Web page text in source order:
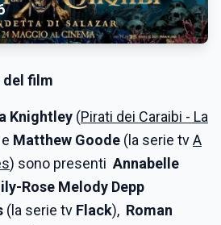
del film
Knightley (Pirati dei Caraibi - La
Matthew Goode (la serie tvA
) sono presenti Annabelle
Rose Melody Depp
(la serie tv Flack), Roman